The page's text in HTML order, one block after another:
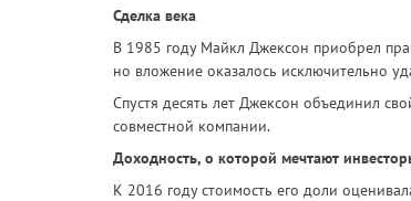
Сделка века
В 1985 году Майкл Джексон приобрел
но вложение оказалось исключительно
Спустя десять лет Джексон объединил
совместной компании.
Доходность, о которой мечтают
К 2016 году стоимость его доли